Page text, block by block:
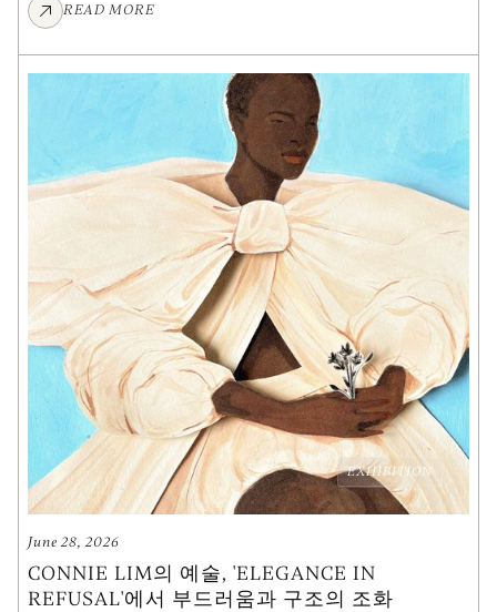
READ MORE
EXHIBITION
June 28, 2026
CONNIE LIM의 예술, 'ELEGANCE IN
REFUSAL'에서 부드러움과 구조의 조화